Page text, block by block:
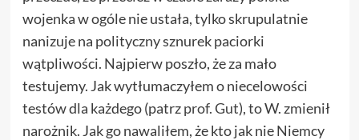
wojenka w ogóle nie ustała, tylko skrupulatnie
nanizuje na polityczny sznurek paciorki
wątpliwości. Najpierw poszło, że za mało
testujemy. Jak wytłumaczyłem o niecelowości
testów dla każdego (patrzprof. Gut), to W. zmienił
narożnik. Jak go nawaliłem, że kto jak nie Niemcy